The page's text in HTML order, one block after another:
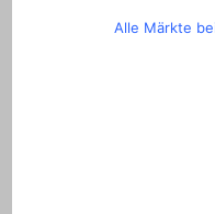
Alle Märkte